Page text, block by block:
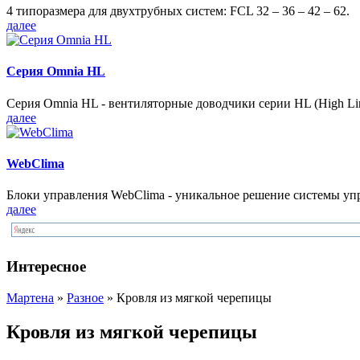
4 типоразмера для двухтрубных систем: FCL 32 – 36 – 42 – 62.
далее
Серия Omnia HL
Серия Omnia HL - вентиляторные доводчики серии HL (High
далее
WebClima
Блоки упрaвлeния WebClima - уникальное решение системы
далее
Интересное
Мартена » Разное » Кровля из мягкой черепицы
Кровля из мягкой черепицы